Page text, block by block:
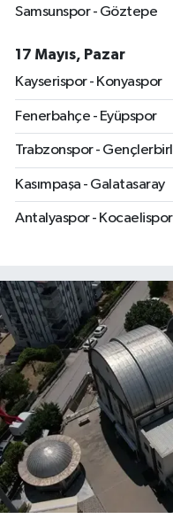
Samsunspor - Göztepe
17 Mayıs, Pazar
Kayserispor - Konyaspor
Fenerbahçe - Eyüpspor
Trabzonspor -
Kasımpaşa - Galatasaray
Antalyaspor - Kocaelispor